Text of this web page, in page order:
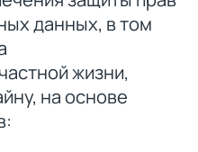
данных, в том
жизни,
на основе